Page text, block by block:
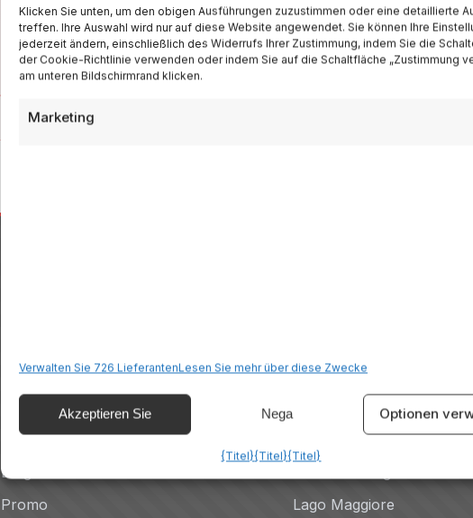
Klicken Sie unten, um den obigen Ausführungen zuzustimmen oder eine detaillierte
treffen. Ihre Auswahl wird nur auf diese Website angewendet. Sie können Ihre
jederzeit ändern, einschließlich des Widerrufs Ihrer Zustimmung, indem Sie die
der Cookie-Richtlinie verwenden oder indem Sie auf die Schaltfläche „Zustimmung
am unteren Bildschirmrand klicken.
Marketing
Verwalten Sie 726 LieferantenLesen Sie mehr über diese Zwecke
Akzeptieren Sie Nega Optionen
{Titel}{Titel}{Titel}
Iscriviti
Voli
Noleggio Auto
Tour
Blog
Promo
Dolomiten
Amalfiküste
Lago Maggiore